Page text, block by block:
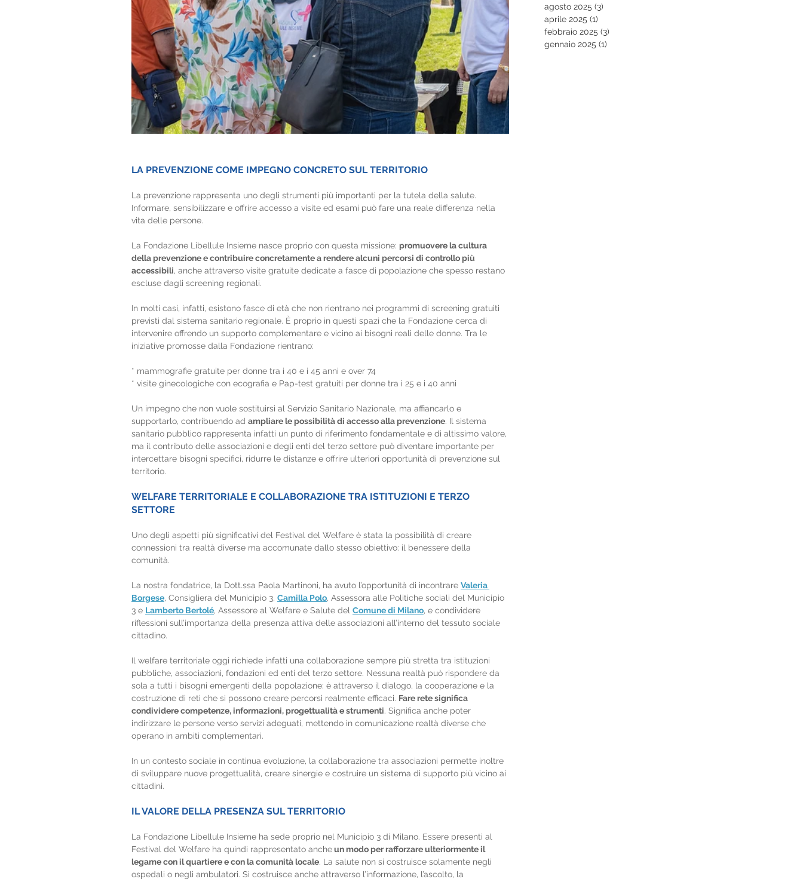
LA PREVENZIONE COME IMPEGNO CONCRETO SUL TERRITORIO
La prevenzione rappresenta uno degli strumenti più importanti per la tutela della salute.
Informare, sensibilizzare e offrire accesso a visite ed esami può fare una reale differenza nella
vita delle persone.
La Fondazione Libellule Insieme nasce proprio con questa missione: promuovere la cultura
della prevenzione e contribuire concretamente a rendere alcuni percorsi di controllo più
accessibili, anche attraverso visite gratuite dedicate a fasce di popolazione che spesso restano
escluse dagli screening regionali.
In molti casi, infatti, esistono fasce di età che non rientrano nei programmi di screening gratuiti
previsti dal sistema sanitario regionale. È proprio in questi spazi che la Fondazione cerca di
intervenire offrendo un supporto complementare e vicino ai bisogni reali delle donne. Tra le
iniziative promosse dalla Fondazione rientrano:
* mammografie gratuite per donne tra i 40 e i 45 anni e over 74
* visite ginecologiche con ecografia e Pap-test gratuiti per donne tra i 25 e i 40 anni
Un impegno che non vuole sostituirsi al Servizio Sanitario Nazionale, ma affiancarlo e
supportarlo, contribuendo ad ampliare le possibilità di accesso alla prevenzione. Il sistema
sanitario pubblico rappresenta infatti un punto di riferimento fondamentale e di altissimo valore,
ma il contributo delle associazioni e degli enti del terzo settore può diventare importante per
intercettare bisogni specifici, ridurre le distanze e offrire ulteriori opportunità di prevenzione sul
territorio.
WELFARE TERRITORIALE E COLLABORAZIONE TRA ISTITUZIONI E TERZO
SETTORE
Uno degli aspetti più significativi del Festival del Welfare è stata la possibilità di creare
connessioni tra realtà diverse ma accomunate dallo stesso obiettivo: il benessere della
comunità.
La nostra fondatrice, la Dott.ssa Paola Martinoni, ha avuto l’opportunità di incontrare Valeria
Borgese, Consigliera del Municipio 3, Camilla Polo, Assessora alle Politiche sociali del Municipio
3 e Lamberto Bertolé, Assessore al Welfare e Salute del Comune di Milano, e condividere
riflessioni sull’importanza della presenza attiva delle associazioni all’interno del tessuto sociale
cittadino.
Il welfare territoriale oggi richiede infatti una collaborazione sempre più stretta tra istituzioni
pubbliche, associazioni, fondazioni ed enti del terzo settore. Nessuna realtà può rispondere da
sola a tutti i bisogni emergenti della popolazione: è attraverso il dialogo, la cooperazione e la
costruzione di reti che si possono creare percorsi realmente efficaci. Fare rete significa
condividere competenze, informazioni, progettualità e strumenti. Significa anche poter
indirizzare le persone verso servizi adeguati, mettendo in comunicazione realtà diverse che
operano in ambiti complementari.
In un contesto sociale in continua evoluzione, la collaborazione tra associazioni permette inoltre
di sviluppare nuove progettualità, creare sinergie e costruire un sistema di supporto più vicino ai
cittadini.
IL VALORE DELLA PRESENZA SUL TERRITORIO
La Fondazione Libellule Insieme ha sede proprio nel Municipio 3 di Milano. Essere presenti al
Festival del Welfare ha quindi rappresentato anche un modo per rafforzare ulteriormente il
legame con il quartiere e con la comunità locale. La salute non si costruisce solamente negli
ospedali o negli ambulatori. Si costruisce anche attraverso l’informazione, l’ascolto, la
agosto 2025 (3)
aprile 2025 (1)
febbraio 2025 (3)
gennaio 2025 (1)